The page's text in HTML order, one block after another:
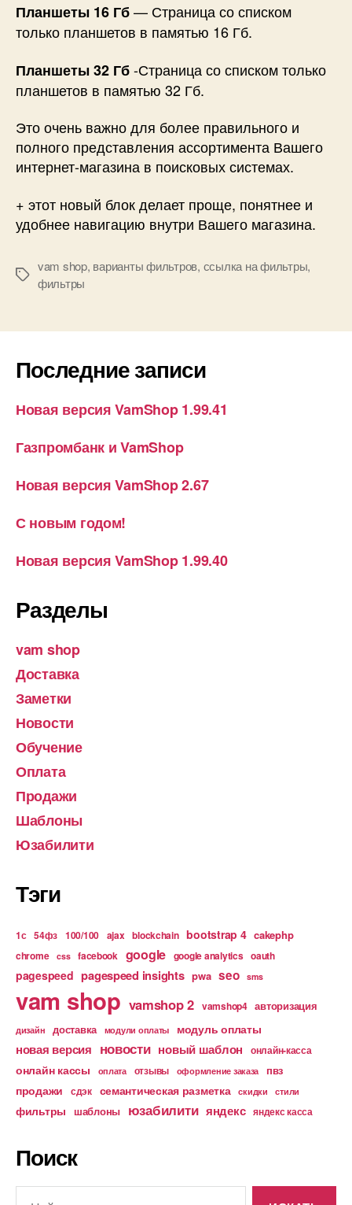
Планшеты 16 Гб— Страница со списком
только планшетов в памятью 16 Гб.
Планшеты 32 Гб-Страница со списком только
планшетов в памятью 32 Гб.
Это очень важно для более правильного и
полного представления ассортимента Вашего
интернет-магазина в поисковых системах.
+ этот новый блок делает проще, понятнее и
удобнее навигацию внутри Вашего магазина.
Метки
vam shop, варианты фильтров, ссылка на фильтры,
фильтры
Последние записи
Новая версия VamShop 1.99.41
Газпромбанк и VamShop
Новая версия VamShop 2.67
С новым годом!
Новая версия VamShop 1.99.40
Разделы
vam shop
Доставка
Заметки
Новости
Обучение
Оплата
Продажи
Шаблоны
Юзабилити
Тэги
1с 54фз 100/100 ajax blockchain bootstrap 4 cakephp
chrome css facebook google google analytics oauth
pagespeed pagespeed insights pwa seo sms
vam shop vamshop 2 vamshop4 авторизация
дизайн доставка модули оплаты модуль оплаты
новая версия новости новый шаблон онлайн-касса
онлайн кассы оплата отзывы оформление заказа пвз
продажи сдэк семантическая разметка скидки стили
фильтры шаблоны юзабилити яндекс яндекс касса
Поиск